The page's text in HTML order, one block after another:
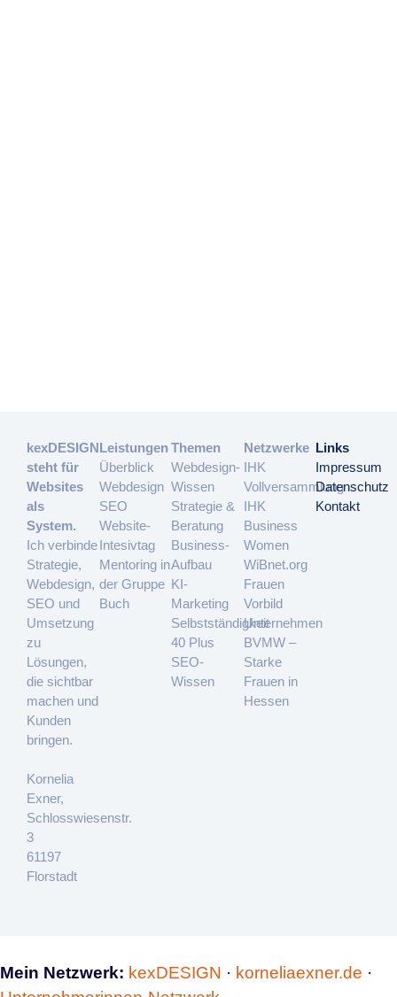
kexDESIGN
steht für
Websites
als
System.
Ich verbinde
Strategie,
Webdesign,
SEO und
Umsetzung
zu
Lösungen,
die sichtbar
machen und
Kunden
bringen.
Kornelia
Exner,
Schlosswiesenstr.
3
61197
Florstadt
Leistungen
Überblick
Webdesign
SEO
Website-
Intesivtag
Mentoring in
der Gruppe
Buch
Themen
Webdesign-
Wissen
Strategie &
Beratung
Business-
Aufbau
KI-
Marketing
Selbstständigkeit
40 Plus
SEO-
Wissen
Netzwerke
IHK
Vollversammlung
IHK
Business
Women
WiBnet.org
Frauen
Vorbild
Unternehmen
BVMW –
Starke
Frauen in
Hessen
Links
Impressum
Datenschutz
Kontakt
Mein Netzwerk: kexDESIGN · korneliaexner.de ·